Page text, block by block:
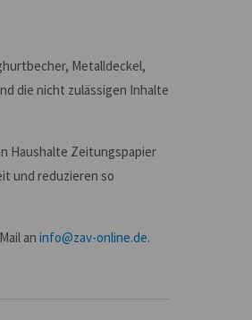
Metalldeckel,
die nicht zulässigen Inhalte
Haushalte Zeitungspapier
und reduzieren so
an info@zav-online.de.